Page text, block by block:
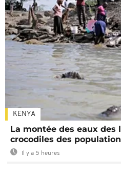
KENYA
La montée des eaux des
crocodiles des
Il y a 5 heures